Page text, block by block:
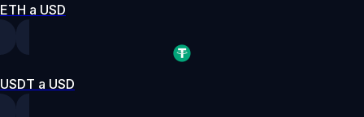
ETH a USD
USDT a USD